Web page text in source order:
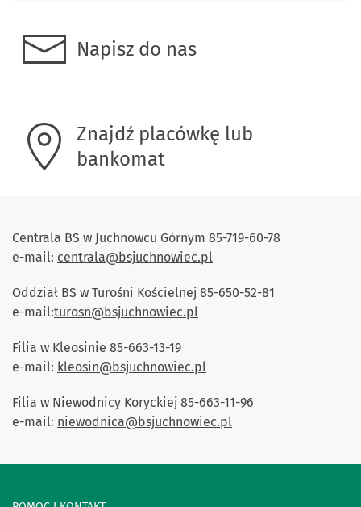
Napisz do nas
Znajdź placówkę lub
bankomat
Centrala BS w Juchnowcu Górnym 85-719-60-78
e-mail: centrala@bsjuchnowiec.pl
Oddział BS w Turośni Kościelnej 85-650-52-81
e-mail:turosn@bsjuchnowiec.pl
Filia w Kleosinie 85-663-13-19
e-mail: kleosin@bsjuchnowiec.pl
Filia w Niewodnicy Koryckiej 85-663-11-96
e-mail: niewodnica@bsjuchnowiec.pl